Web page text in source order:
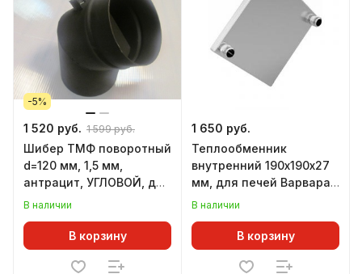
-5%
1 520 руб. 1 599 руб.
Шибер ТМФ поворотный
d=120 мм, 1,5 мм,
антрацит, УГЛОВОЙ, для
печей ОГОНЬ-БАТАРЕЯ
В наличии
В корзину
1 650 руб.
Теплообменник
внутренний 190х190х27
мм, для печей Варвара:
Мини, Каменка Мини,
Терма-Каменка Мини,
Терма-Каменка
В наличии
В корзину